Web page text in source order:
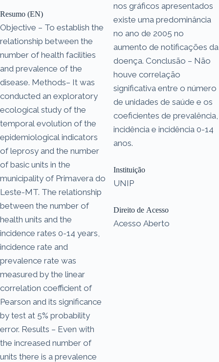
Resumo (EN)
Objective – To establish the
relationship between the
number of health facilities
and prevalence of the
disease. Methods– It was
conducted an exploratory
ecological study of the
temporal evolution of the
epidemiological indicators
of leprosy and the number
of basic units in the
municipality of Primavera do
Leste-MT. The relationship
between the number of
health units and the
incidence rates 0-14 years,
incidence rate and
prevalence rate was
measured by the linear
correlation coefficient of
Pearson and its significance
by test at 5% probability
error. Results – Even with
the increased number of
units there is a prevalence
nos gráficos apresentados
existe uma predominância
no ano de 2005 no
aumento de notificações da
doença. Conclusão – Não
houve correlação
significativa entre o número
de unidades de saúde e os
coeficientes de prevalência,
incidência e incidência 0-14
anos.
Instituição
UNIP
Direito de Acesso
Acesso Aberto